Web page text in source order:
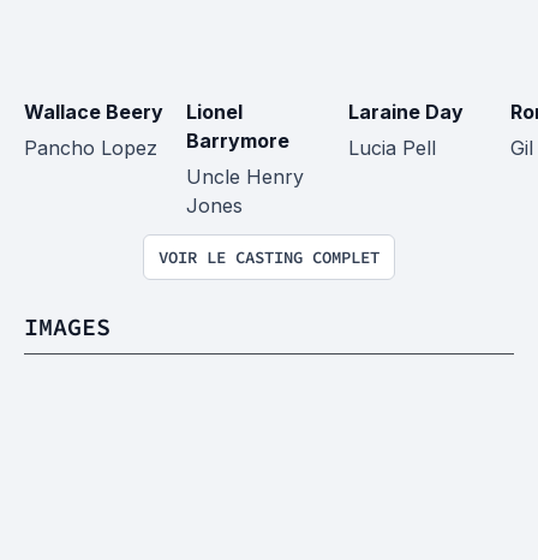
Wallace Beery
Pancho Lopez
Lionel
Barrymore
Uncle Henry
Jones
Laraine Day
Lucia Pell
VOIR LE CASTING COMPLET
IMAGES